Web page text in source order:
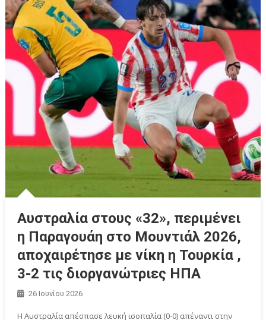
Αυστραλία στους «32», περιμένει
η Παραγουάη στο Μουντιάλ 2026,
αποχαιρέτησε με νίκη η Τουρκία ,
3-2 τις διοργανώτριες ΗΠΑ
26 Ιουνίου 2026
Η Αυστραλία απέσπασε λευκή ισοπαλία (0-0) απέναντι στην